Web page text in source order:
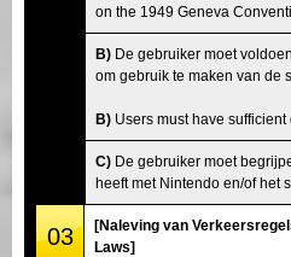
on the 1949 Geneva
B) De gebruiker moet
om gebruik te maken van de
B) Users must have
C) De gebruiker moet
heeft met Nintendo en/of het
03
[Naleving van
Laws]